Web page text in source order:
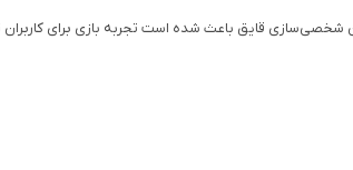
قایق باعث شده است تجربه بازی برای کاربران